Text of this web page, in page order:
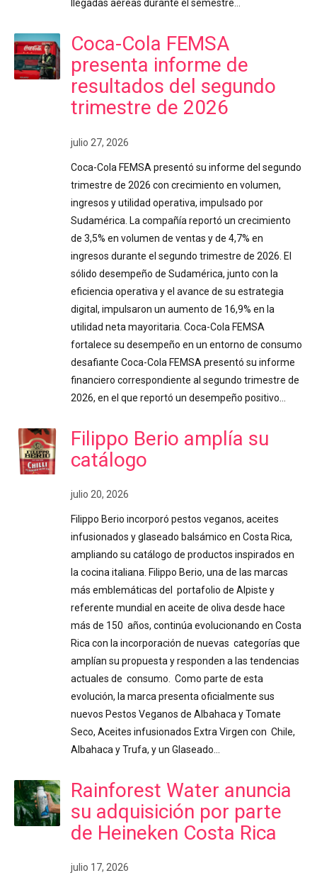
llegadas aéreas durante el semestre…
Coca-Cola FEMSA
presenta informe de
resultados del segundo
trimestre de 2026
julio 27, 2026
Coca-Cola FEMSA presentó su informe del segundo
trimestre de 2026 con crecimiento en volumen,
ingresos y utilidad operativa, impulsado por
Sudamérica. La compañía reportó un crecimiento
de 3,5% en volumen de ventas y de 4,7% en
ingresos durante el segundo trimestre de 2026. El
sólido desempeño de Sudamérica, junto con la
eficiencia operativa y el avance de su estrategia
digital, impulsaron un aumento de 16,9% en la
utilidad neta mayoritaria. Coca-Cola FEMSA
fortalece su desempeño en un entorno de consumo
desafiante Coca-Cola FEMSA presentó su informe
financiero correspondiente al segundo trimestre de
2026, en el que reportó un desempeño positivo…
Filippo Berio amplía su
catálogo
julio 20, 2026
Filippo Berio incorporó pestos veganos, aceites
infusionados y glaseado balsámico en Costa Rica,
ampliando su catálogo de productos inspirados en
la cocina italiana. Filippo Berio, una de las marcas
más emblemáticas del portafolio de Alpiste y
referente mundial en aceite de oliva desde hace
más de 150 años, continúa evolucionando en Costa
Rica con la incorporación de nuevas categorías que
amplían su propuesta y responden a las tendencias
actuales de consumo. Como parte de esta
evolución, la marca presenta oficialmente sus
nuevos Pestos Veganos de Albahaca y Tomate
Seco, Aceites infusionados Extra Virgen con Chile,
Albahaca y Trufa, y un Glaseado…
Rainforest Water anuncia
su adquisición por parte
de Heineken Costa Rica
julio 17, 2026